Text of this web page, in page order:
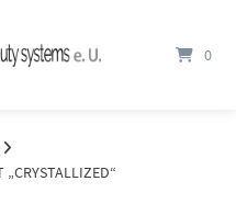
0
„CRYSTALLIZED“